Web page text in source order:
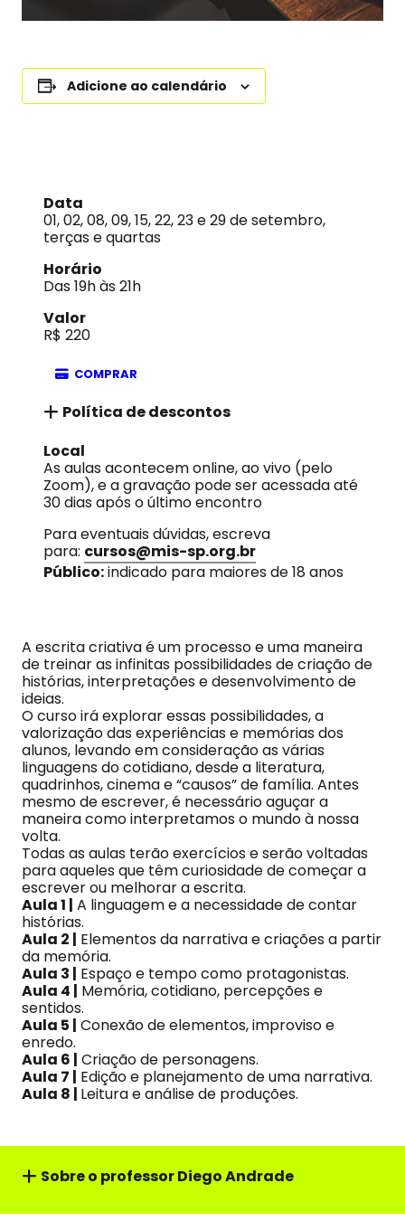
Adicione ao calendário
Data
01, 02, 08, 09, 15, 22, 23 e 29 de setembro,
terças e quartas
Horário
Das 19h às 21h
Valor
R$ 220
COMPRAR
Política de descontos
Local
As aulas acontecem online, ao vivo (pelo
Zoom), e a gravação pode ser acessada até
30 dias após o último encontro
Para eventuais dúvidas, escreva
para: cursos@mis-sp.org.br
Público:indicado para maiores de 18 anos
A escrita criativa é um processo e uma maneira
de treinar as infinitas possibilidades de criação de
histórias, interpretações e desenvolvimento de
ideias.
O curso irá explorar essas possibilidades, a
valorização das experiências e memórias dos
alunos, levando em consideração as várias
linguagens do cotidiano, desde a literatura,
quadrinhos, cinema e “causos” de família. Antes
mesmo de escrever, é necessário aguçar a
maneira como interpretamos o mundo à nossa
volta.
Todas as aulas terão exercícios e serão voltadas
para aqueles que têm curiosidade de começar a
escrever ou melhorar a escrita.
Aula 1 | A linguagem e a necessidade de contar
histórias.
Aula 2 | Elementos da narrativa e criações a partir
da memória.
Aula 3 | Espaço e tempo como protagonistas.
Aula 4 | Memória, cotidiano, percepções e
sentidos.
Aula 5 | Conexão de elementos, improviso e
enredo.
Aula 6 | Criação de personagens.
Aula 7 | Edição e planejamento de uma narrativa.
Aula 8 | Leitura e análise de produções.
Sobre o professorDiego Andrade